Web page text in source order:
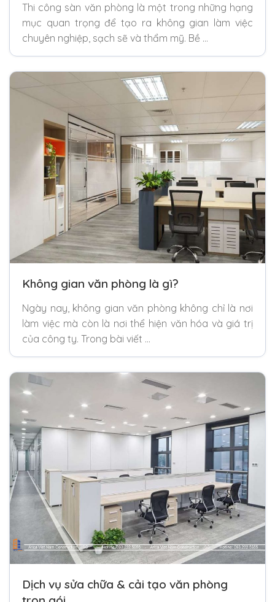
Thi công sàn văn phòng là một trong những hạng
mục quan trọng để tạo ra không gian làm việc
chuyên nghiệp, sạch sẽ và thẩm mỹ. Bề …
Không gian văn phòng là gì?
Ngày nay, không gian văn phòng không chỉ là nơi
làm việc mà còn là nơi thể hiện văn hóa và giá trị
của công ty. Trong bài viết …
Dịch vụ sửa chữa & cải tạo văn phòng